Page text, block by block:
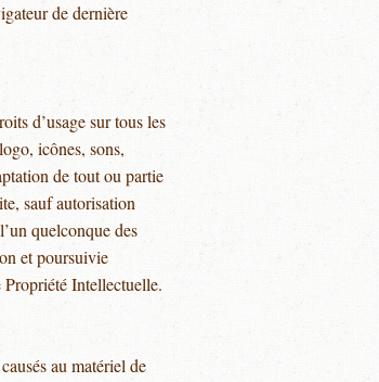
de dernière
d’usage sur tous les
icônes, sons,
de tout ou partie
sauf autorisation
quelconque des
et poursuivie
Intellectuelle.
au matériel de